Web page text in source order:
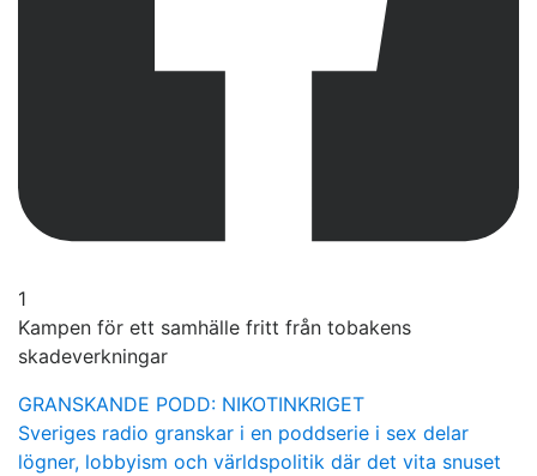
1
Kampen för ett samhälle fritt från tobakens
skadeverkningar
GRANSKANDE PODD: NIKOTINKRIGET
Sveriges radio granskar i en poddserie i sex delar
lögner, lobbyism och världspolitik där det vita snuset